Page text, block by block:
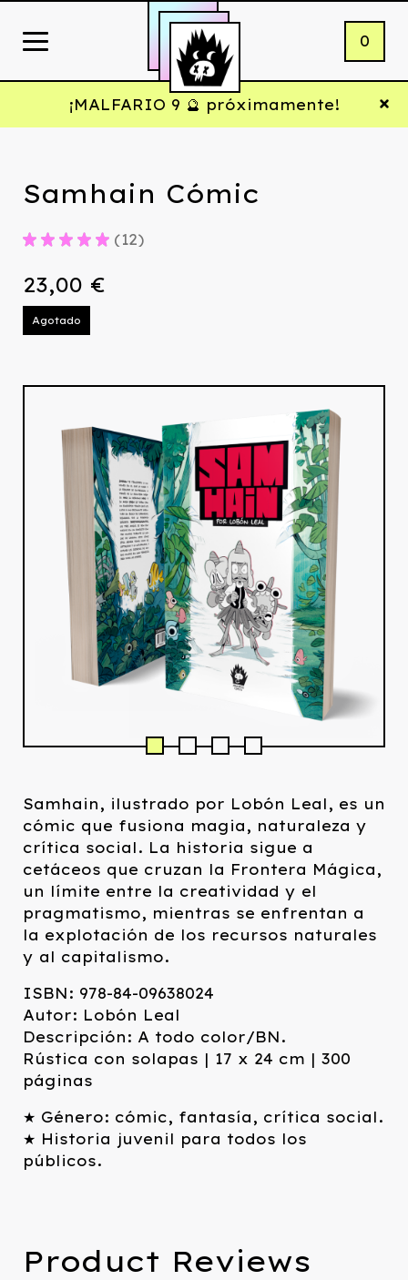
0
¡MALFARIO 9 🔮 próximamente!
Samhain Cómic
★ ★ ★ ★ ★ 12
12
23,00 €
Agotado
Samhain, ilustrado por Lobón Leal, es un
cómic que fusiona magia, naturaleza y
crítica social. La historia sigue a
cetáceos que cruzan la Frontera Mágica,
un límite entre la creatividad y el
pragmatismo, mientras se enfrentan a
la explotación de los recursos naturales
y al capitalismo.
ISBN: 978-84-09638024
Autor: Lobón Leal
Descripción: A todo color/BN.
Rústica con solapas | 17 x 24 cm | 300
páginas
★ Género: cómic, fantasía, crítica social.
★ Historia juvenil para todos los
públicos.
Product Reviews